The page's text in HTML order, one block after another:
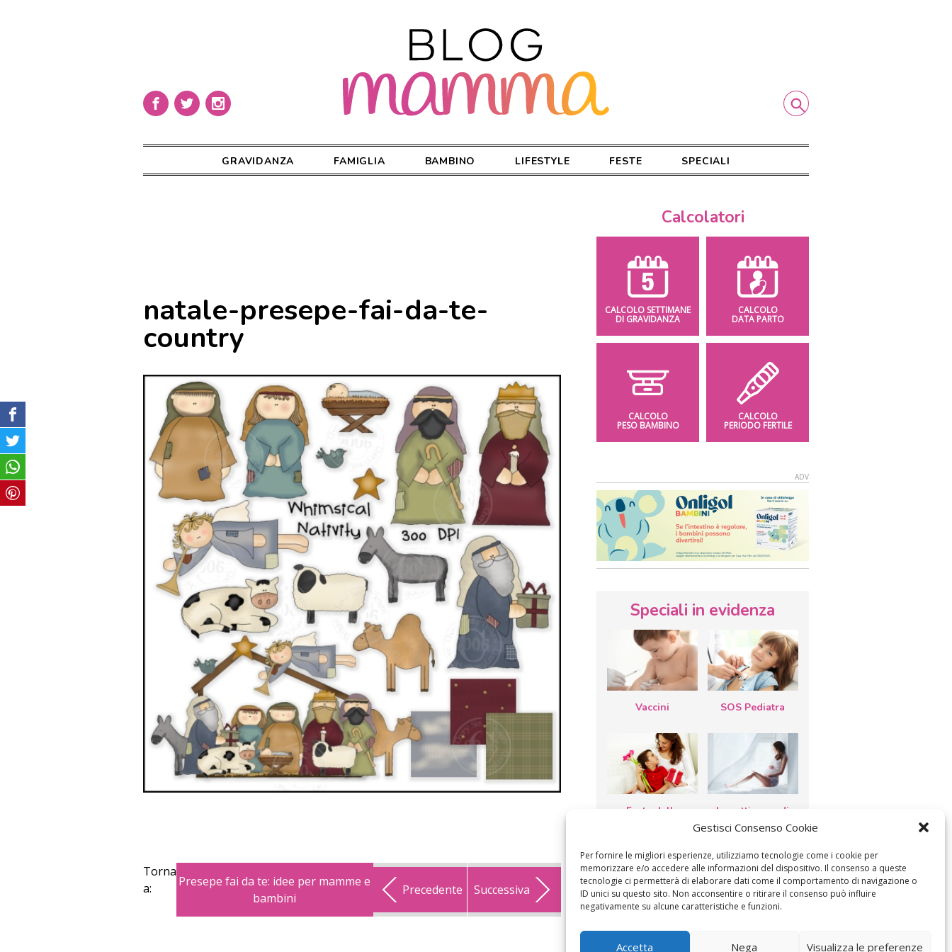
Gestisci Consenso Cookie
Per fornire le migliori esperienze, utilizziamo tecnologie come i cookie per
memorizzare e/o accedere alle informazioni del dispositivo. Il consenso a queste
tecnologie ci permetterà di elaborare dati come il comportamento di navigazione o
ID unici su questo sito. Non acconsentire o ritirare il consenso può influire
negativamente su alcune caratteristiche e funzioni.
Accetta Nega Visualizza le preferenze
GRAVIDANZA FAMIGLIA BAMBINO LIFESTYLE FESTE SPECIALI
natale-presepe-fai-da-te-
country
Torna
a:
Presepe fai da te: idee per mamme e
bambini
Precedente Successiva
Calcolatori
CALCOLO SETTIMANE
DI GRAVIDANZA
CALCOLO
DATA PARTO
CALCOLO
PESO BAMBINO
CALCOLO
PERIODO FERTILE
Speciali in evidenza
Vaccini SOS Pediatra
Festa della
biglietti d’auguri,
Le settimane di